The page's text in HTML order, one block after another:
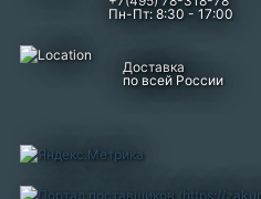
Пн-Пт: 8:30 - 17:00
Доставка
по всей России